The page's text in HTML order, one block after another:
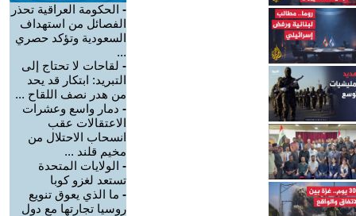
- الحكومة العراقية تحذر
الفصائل من استهداف
السعودية وتؤكد حصري
...
- لقاحات لا تحتاج إلى
التبريد: ابتكار قد يحد
من هدر نصف اللقاح ...
- دمار واسع وعشرات
الاعتقالات عقب
انسحاب الاحتلال من
مخيم قلند ...
- الولايات المتحدة
تستعد لغزو كوبا
- ما الذي يعوق تنويع
روسيا تجارتها مع دول